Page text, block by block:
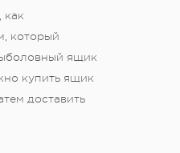
как
который
ящик
купить ящик
доставить